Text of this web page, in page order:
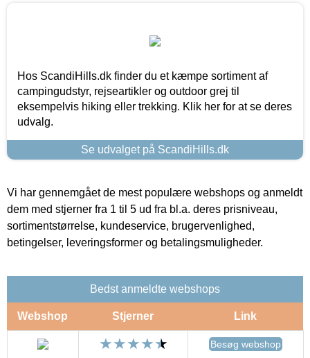
Hos ScandiHills.dk finder du et kæmpe sortiment af
campingudstyr, rejseartikler og outdoor grej til
eksempelvis hiking eller trekking. Klik her for at se deres
udvalg.
Se udvalget på ScandiHills.dk
Vi har gennemgået de mest populære webshops og anmeldt
dem med stjerner fra 1 til 5 ud fra bl.a. deres prisniveau,
sortimentstørrelse, kundeservice, brugervenlighed,
betingelser, leveringsformer og betalingsmuligheder.
Bedst anmeldte webshops
Webshop Stjerner Link
Besøg webshop